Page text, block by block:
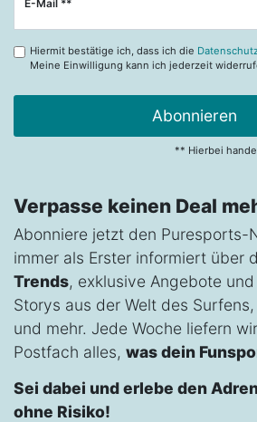
E-Mail **
Hiermit bestätige ich, dass ich die
Meine Einwilligung kann ich jederzeit
Abonnieren
** Hierbei
Verpasse keinen Deal
Abonniere jetzt den Puresports-
immer als Erster informiert über
Trends, exklusive Angebote
Storys aus der Welt des
und mehr. Jede Woche liefern
Postfach alles, was dein
Sei dabei und erlebe den
ohne Risiko!